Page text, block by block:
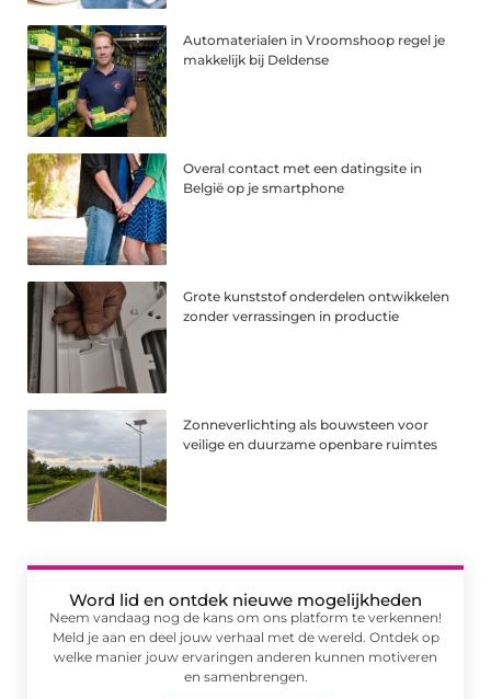
Automaterialen in Vroomshoop regel je
makkelijk bij Deldense
Overal contact met een datingsite in
België op je smartphone
Grote kunststof onderdelen ontwikkelen
zonder verrassingen in productie
Zonneverlichting als bouwsteen voor
veilige en duurzame openbare ruimtes
Word lid en ontdek nieuwe mogelijkheden
Neem vandaag nog de kans om ons platform te verkennen!
Meld je aan en deel jouw verhaal met de wereld. Ontdek op
welke manier jouw ervaringen anderen kunnen motiveren
en samenbrengen.